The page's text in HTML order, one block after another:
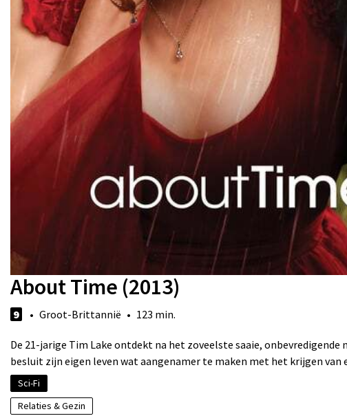
About Time (2013)
9 • Groot-Brittannië • 123 min.
De 21-jarige Tim Lake ontdekt na het zoveelste saaie,
besluit zijn eigen leven wat aangenamer te maken met het krijgen
Sci-Fi
Relaties & Gezin